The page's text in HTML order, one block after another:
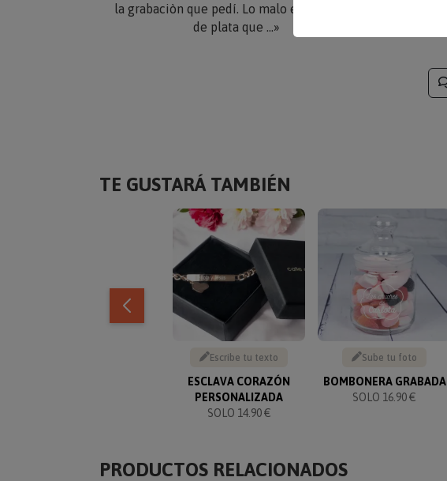
la grabaciòn que pedí. Lo malo es la cadena
de plata que ...»
TE GUSTARÁ TAMBIÉN
Escribe tu texto
ESCLAVA CORAZÓN
PERSONALIZADA
SOLO 14.90 €
Sube tu foto
BOMBONERA GRABADA
SOLO 16.90 €
PRODUCTOS RELACIONADOS